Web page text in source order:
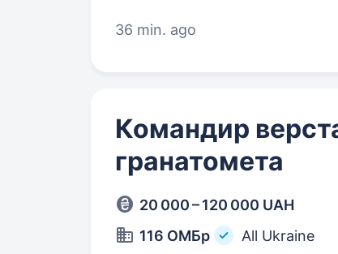
відділення…
36 min. ago
Командир
гранатомета
20 000 – 120 000 UAH
116 ОМБр
All Ukraine